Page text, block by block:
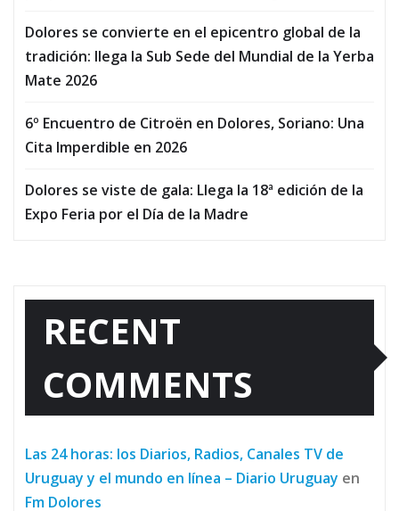
Dolores se convierte en el epicentro global de la
tradición: llega la Sub Sede del Mundial de la Yerba
Mate 2026
6º Encuentro de Citroën en Dolores, Soriano: Una
Cita Imperdible en 2026
Dolores se viste de gala: Llega la 18ª edición de la
Expo Feria por el Día de la Madre
RECENT
COMMENTS
Las 24 horas: los Diarios, Radios, Canales TV de
Uruguay y el mundo en línea – Diario Uruguay en
Fm Dolores